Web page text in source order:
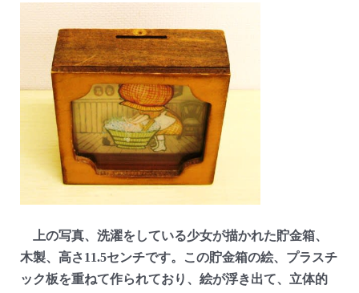
上の写真、洗濯をしている少女が描かれた貯金箱、
木製、高さ11.5センチです。この貯金箱の絵、プラスチ
ック板を重ねて作られており、絵が浮き出て、立体的